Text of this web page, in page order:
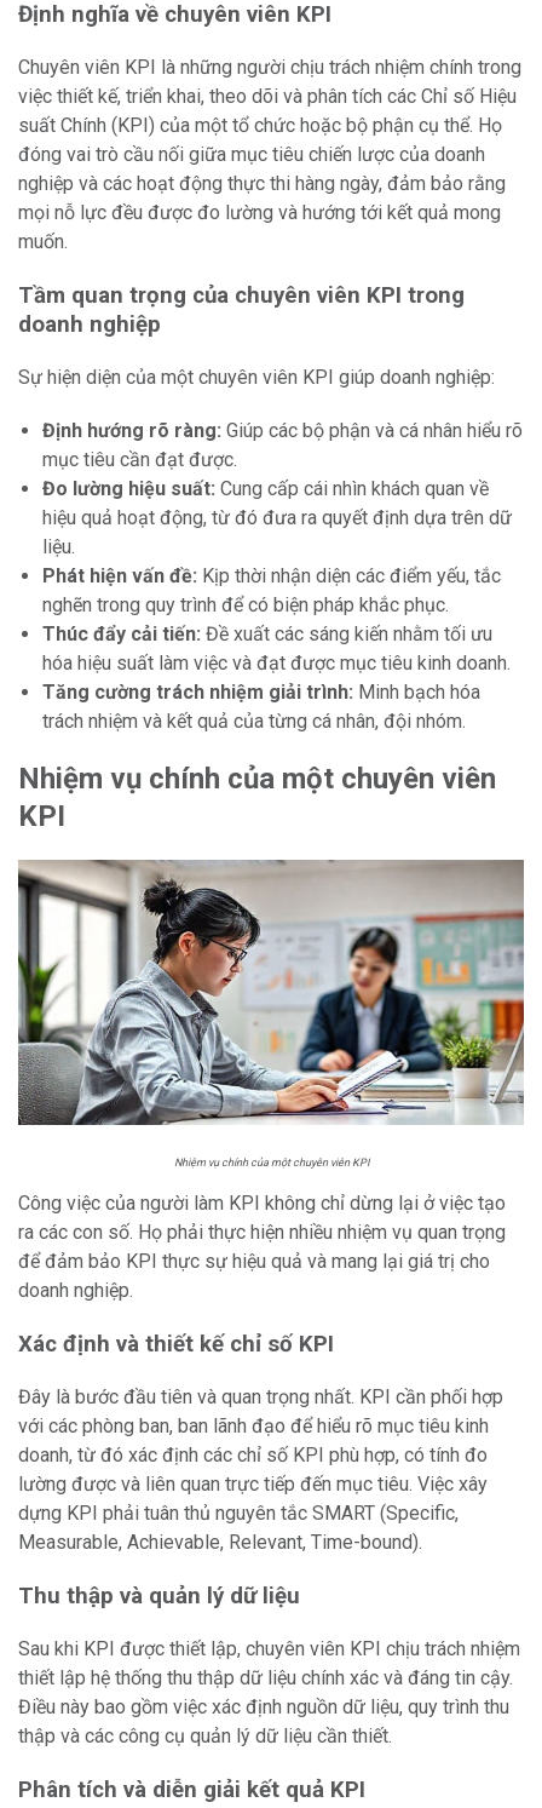
Định nghĩa về chuyên viên KPI
Chuyên viên KPI là những người chịu trách nhiệm chính trong
việc thiết kế, triển khai, theo dõi và phân tích các Chỉ số Hiệu
suất Chính (KPI) của một tổ chức hoặc bộ phận cụ thể. Họ
đóng vai trò cầu nối giữa mục tiêu chiến lược của doanh
nghiệp và các hoạt động thực thi hàng ngày, đảm bảo rằng
mọi nỗ lực đều được đo lường và hướng tới kết quả mong
muốn.
Tầm quan trọng của chuyên viên KPI trong
doanh nghiệp
Sự hiện diện của một chuyên viên KPI giúp doanh nghiệp:
Định hướng rõ ràng: Giúp các bộ phận và cá nhân hiểu rõ
mục tiêu cần đạt được.
Đo lường hiệu suất: Cung cấp cái nhìn khách quan về
hiệu quả hoạt động, từ đó đưa ra quyết định dựa trên dữ
liệu.
Phát hiện vấn đề: Kịp thời nhận diện các điểm yếu, tắc
nghẽn trong quy trình để có biện pháp khắc phục.
Thúc đẩy cải tiến: Đề xuất các sáng kiến nhằm tối ưu
hóa hiệu suất làm việc và đạt được mục tiêu kinh doanh.
Tăng cường trách nhiệm giải trình: Minh bạch hóa
trách nhiệm và kết quả của từng cá nhân, đội nhóm.
Nhiệm vụ chính của một chuyên viên
KPI
Nhiệm vụ chính của một chuyên viên KPI
Công việc của người làm KPI không chỉ dừng lại ở việc tạo
ra các con số. Họ phải thực hiện nhiều nhiệm vụ quan trọng
để đảm bảo KPI thực sự hiệu quả và mang lại giá trị cho
doanh nghiệp.
Xác định và thiết kế chỉ số KPI
Đây là bước đầu tiên và quan trọng nhất. KPI cần phối hợp
với các phòng ban, ban lãnh đạo để hiểu rõ mục tiêu kinh
doanh, từ đó xác định các chỉ số KPI phù hợp, có tính đo
lường được và liên quan trực tiếp đến mục tiêu. Việc xây
dựng KPI phải tuân thủ nguyên tắc SMART (Specific,
Measurable, Achievable, Relevant, Time-bound).
Thu thập và quản lý dữ liệu
Sau khi KPI được thiết lập, chuyên viên KPI chịu trách nhiệm
thiết lập hệ thống thu thập dữ liệu chính xác và đáng tin cậy.
Điều này bao gồm việc xác định nguồn dữ liệu, quy trình thu
thập và các công cụ quản lý dữ liệu cần thiết.
Phân tích và diễn giải kết quả KPI